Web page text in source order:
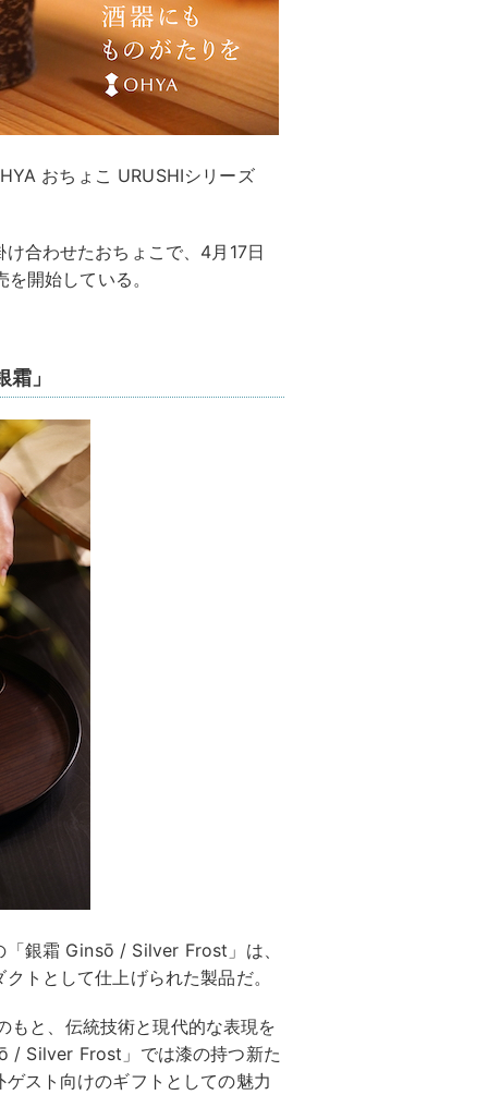
おちょこ URUSHIシリーズ
合わせたおちょこで、4月17日
開始している。
」
銀霜 Ginsō / Silver Frost」は、
トとして仕上げられた製品だ。
もと、伝統技術と現代的な表現を
/ Silver Frost」では漆の持つ新た
スト向けのギフトとしての魅力